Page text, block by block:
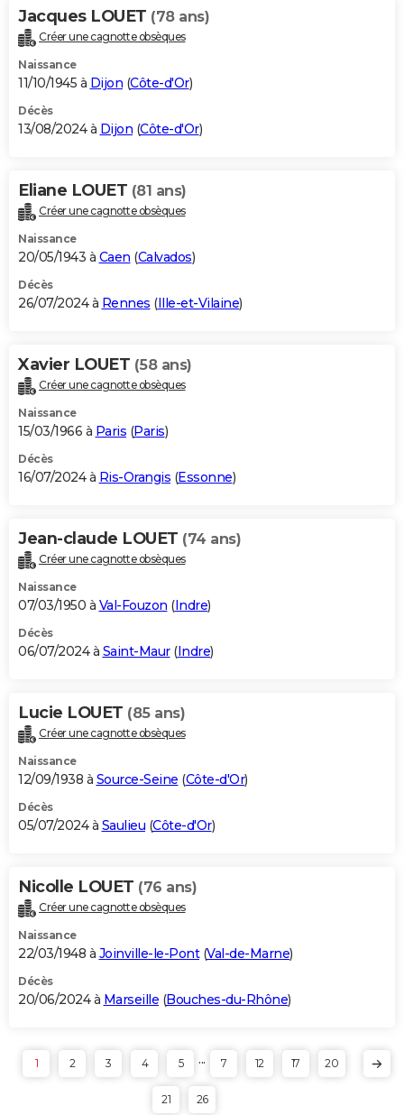
Jacques LOUET (78 ans)
Créer une cagnotte obsèques
Naissance
11/10/1945 à Dijon (Côte-d'Or)
Décès
13/08/2024 à Dijon (Côte-d'Or)
Eliane LOUET (81 ans)
Créer une cagnotte obsèques
Naissance
20/05/1943 à Caen (Calvados)
Décès
26/07/2024 à Rennes (Ille-et-Vilaine)
Xavier LOUET (58 ans)
Créer une cagnotte obsèques
Naissance
15/03/1966 à Paris (Paris)
Décès
16/07/2024 à Ris-Orangis (Essonne)
Jean-claude LOUET (74 ans)
Créer une cagnotte obsèques
Naissance
07/03/1950 à Val-Fouzon (Indre)
Décès
06/07/2024 à Saint-Maur(Indre)
Lucie LOUET (85 ans)
Créer une cagnotte obsèques
Naissance
12/09/1938 à Source-Seine (Côte-d'Or)
Décès
05/07/2024 à Saulieu (Côte-d'Or)
Nicolle LOUET (76 ans)
Créer une cagnotte obsèques
Naissance
22/03/1948 à Joinville-le-Pont(Val-de-Marne)
Décès
20/06/2024 à Marseille (Bouches-du-Rhône)
1 2 3 4 5 ... 7 12 17 20
21 26